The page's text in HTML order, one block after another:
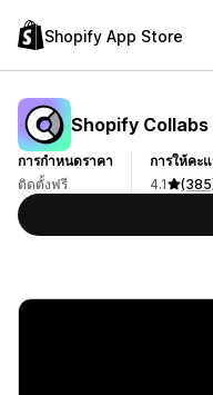
Shopify App Store
Shopify Collabs
การกำหนดราคา
ติดตั้งฟรี
การให้คะ
4.1